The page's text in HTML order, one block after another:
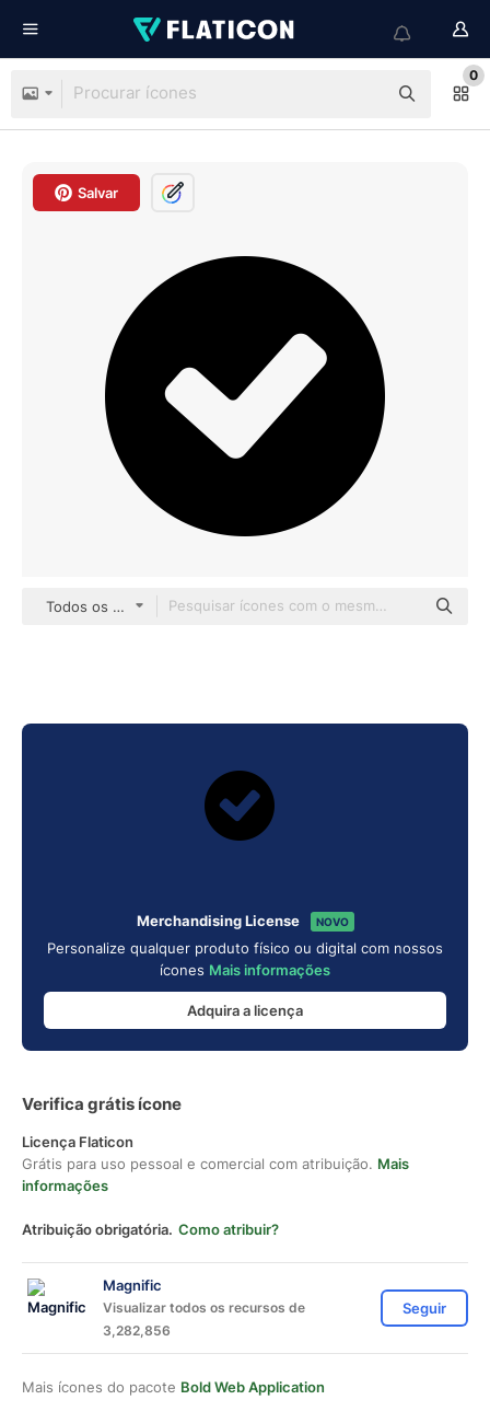
0
Salvar
Todos os estilos
Merchandising License NOVO
Personalize qualquer produto físico ou digital com nossos
ícones Mais informações
Adquira a licença
Verifica grátis ícone
Licença Flaticon
Grátis para uso pessoal e comercial com atribuição. Mais
informações
Atribuição obrigatória. Como atribuir?
Magnific
Visualizar todos os recursos de
3,282,856
Seguir
Mais ícones do pacote Bold Web Application